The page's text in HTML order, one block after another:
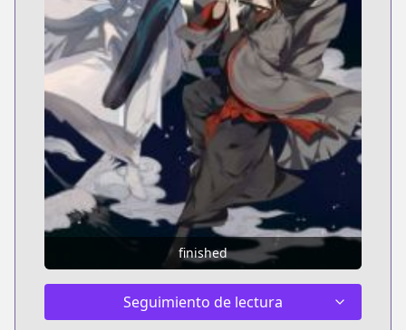
finished
Seguimiento de lectura